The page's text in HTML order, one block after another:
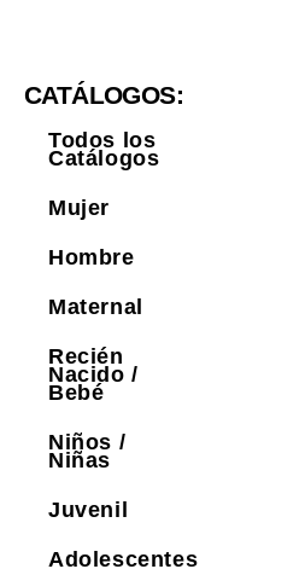
CATÁLOGOS:
Todos los
Catálogos
Mujer
Hombre
Maternal
Recién
Nacido /
Bebé
Niños /
Niñas
Juvenil
Adolescentes